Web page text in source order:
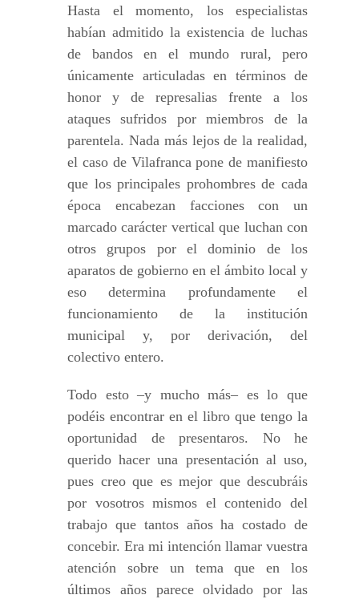
Hasta el momento, los especialistas
habían admitido la existencia de luchas
de bandos en el mundo rural, pero
únicamente articuladas en términos de
honor y de represalias frente a los
ataques sufridos por miembros de la
parentela. Nada más lejos de la realidad,
el caso de Vilafranca pone de manifiesto
que los principales prohombres de cada
época encabezan facciones con un
marcado carácter vertical que luchan con
otros grupos por el dominio de los
aparatos de gobierno en el ámbito local y
eso determina profundamente el
funcionamiento de la institución
municipal y, por derivación, del
colectivo entero.
Todo esto –y mucho más– es lo que
podéis encontrar en el libro que tengo la
oportunidad de presentaros. No he
querido hacer una presentación al uso,
pues creo que es mejor que descubráis
por vosotros mismos el contenido del
trabajo que tantos años ha costado de
concebir. Era mi intención llamar vuestra
atención sobre un tema que en los
últimos años parece olvidado por las